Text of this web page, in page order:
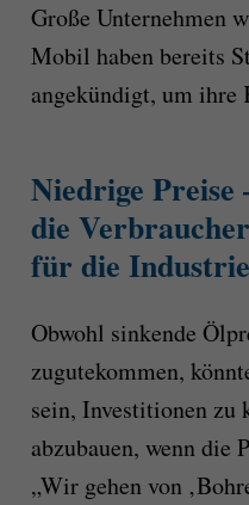
Große Unternehmen
Mobil haben bereits
angekündigt, um ihre
Niedrige
die
für die Industrie
Obwohl sinkende
zugutekommen,
sein, Investitionen zu
abzubauen, wenn die
„Wir gehen von